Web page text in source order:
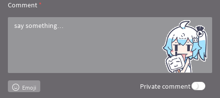
Comment *
Emoji Private comment